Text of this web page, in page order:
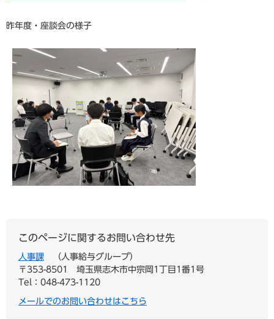
昨年度・座談会の様子
このページに関するお問い合わせ先
人事課
人事給与グループ
〒353-8501
埼玉県志木市中宗岡1丁目1番1号
Tel：048-473-1120
メールでのお問い合わせはこちら